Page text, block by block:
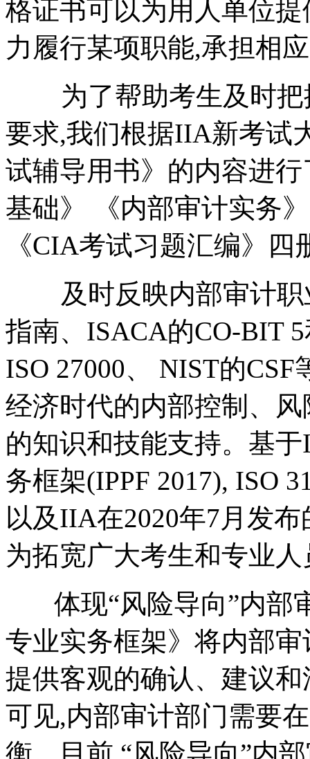
格证书可以为用人单位
力履行某项职能,承担相
为了帮助考生及时把
要求,我们根据IIA新考试
试辅导用书》的内容进
基础》 《内部审计实务
《CIA考试习题汇编》
及时反映内部审计职
指南、ISACA的CO-BIT
ISO 27000、 NIST的
经济时代的内部控制、
的知识和技能支持。基
务框架(IPPF 2017), ISO
以及IIA在2020年7月发
为拓宽广大考生和专业
体现“风险导向”内部
专业实务框架》将内部
提供客观的确认、建议
可见,内部审计部门需要